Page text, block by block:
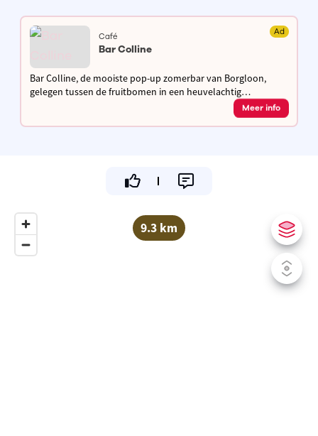
Café Ad
Bar Colline
Bar Colline, de mooiste pop-up zomerbar van Borgloon,
gelegen tussen de fruitbomen in een heuvelachtig
landschap. Lokale producten uit de streek aangevuld met
Meer info
9.3 km